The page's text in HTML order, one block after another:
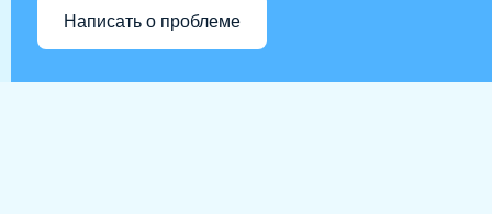
Написать о проблеме